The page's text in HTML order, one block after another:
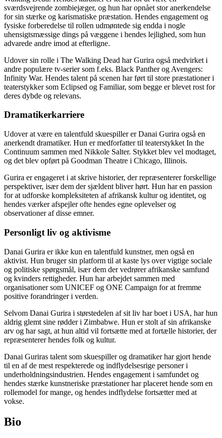
sværdsvejrende zombiejæger, og hun har opnået stor anerkendelse
for sin stærke og karismatiske præstation. Hendes engagement og
fysiske forberedelse til rollen udmøntede sig endda i nogle
uhensigtsmæssige dings på væggene i hendes lejlighed, som hun
advarede andre imod at efterligne.
Udover sin rolle i The Walking Dead har Gurira også medvirket i
andre populære tv-serier som f.eks. Black Panther og Avengers:
Infinity War. Hendes talent på scenen har ført til store præstationer i
teaterstykker som Eclipsed og Familiar, som begge er blevet rost for
deres dybde og relevans.
Dramatikerkarriere
Udover at være en talentfuld skuespiller er Danai Gurira også en
anerkendt dramatiker. Hun er medforfatter til teaterstykket In the
Continuum sammen med Nikkole Salter. Stykket blev vel modtaget,
og det blev opført på Goodman Theatre i Chicago, Illinois.
Gurira er engageret i at skrive historier, der repræsenterer forskellige
perspektiver, især dem der sjældent bliver hørt. Hun har en passion
for at udforske kompleksiteten af afrikansk kultur og identitet, og
hendes værker afspejler ofte hendes egne oplevelser og
observationer af disse emner.
Personligt liv og aktivisme
Danai Gurira er ikke kun en talentfuld kunstner, men også en
aktivist. Hun bruger sin platform til at kaste lys over vigtige sociale
og politiske spørgsmål, især dem der vedrører afrikanske samfund
og kvinders rettigheder. Hun har arbejdet sammen med
organisationer som UNICEF og ONE Campaign for at fremme
positive forandringer i verden.
Selvom Danai Gurira i størstedelen af sit liv har boet i USA, har hun
aldrig glemt sine rødder i Zimbabwe. Hun er stolt af sin afrikanske
arv og har sagt, at hun altid vil fortsætte med at fortælle historier, der
repræsenterer hendes folk og kultur.
Danai Guriras talent som skuespiller og dramatiker har gjort hende
til en af ​​de mest respekterede og indflydelsesrige personer i
underholdningsindustrien. Hendes engagement i samfundet og
hendes stærke kunstneriske præstationer har placeret hende som en
rollemodel for mange, og hendes indflydelse fortsætter med at
vokse.
Bio